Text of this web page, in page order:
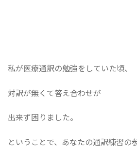
私が医療通訳の勉強をしていた頃、
対訳が無くて答え合わせが
出来ず困りました。
ということで、あなたの通訳練習の